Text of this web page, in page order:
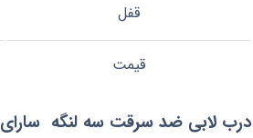
قفل
قیمت
درب لابی ضد سرقت سه لنگه سارای